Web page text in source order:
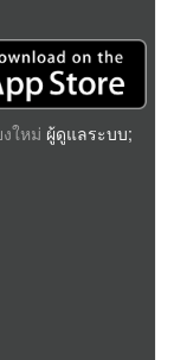
ใหม่ ผู้ดูแลระบบ;